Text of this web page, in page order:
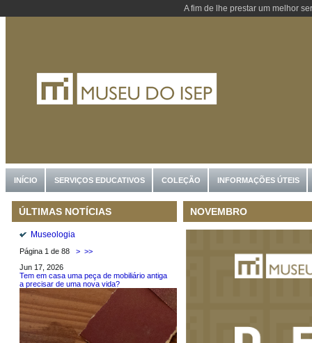
A fim de lhe prestar um melhor
INÍCIO SERVIÇOS EDUCATIVOS COLEÇÃO INFORMAÇÕES ÚTEIS
ÚLTIMAS NOTÍCIAS
Museologia
Página 1 de 88 > >>
Jun 17, 2026
Tem em casa uma peça de mobiliário antiga
a precisar de uma nova vida?
NOVEMBRO